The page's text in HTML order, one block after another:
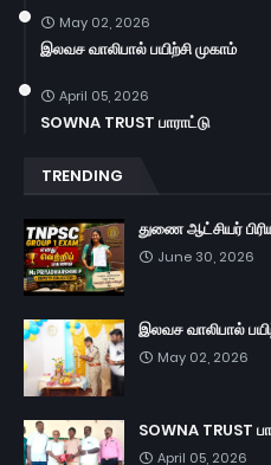
May 02, 2026
இலவச வாலிபால் பயிற்சி முகாம்
April 05, 2026
SOWNA TRUST பாராட்டு
TRENDING
துணை ஆட்சியர்
June 30, 2026
இலவச வாலிபால்
May 02, 2026
SOWNA TRUST
April 05, 2026